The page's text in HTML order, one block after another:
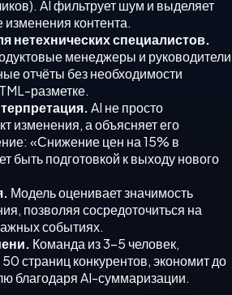
AI фильтрует шум и выделяет
контента.
нетехнических специалистов.
менеджеры и руководители
отчёты без необходимости
разметке.
AI не просто
изменения, а объясняет его
«Снижение цен на 15% в
быть подготовкой к выходу нового
Модель оценивает значимость
позволяя сосредоточиться на
событиях.
Команда из 3–5 человек,
страниц конкурентов, экономит до
благодаря AI-суммаризации.